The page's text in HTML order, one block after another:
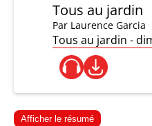
Tous au jardin
Par Laurence Garcia
Tous au jardin -
Afficher le résumé